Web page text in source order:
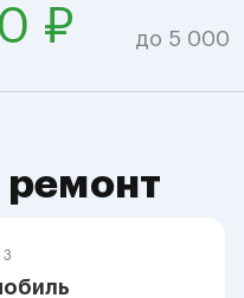
₽ до 5 000
ремонт
3